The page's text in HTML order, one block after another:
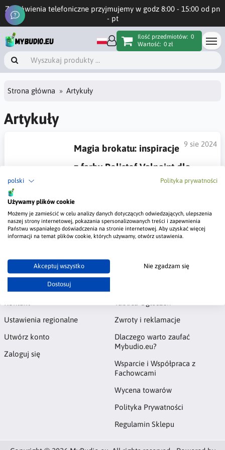
polski Polityka prywatności
Używamy plików cookie
Możemy je zamieścić w celu analizy danych dotyczących odwiedzających, ulepszenia
naszej strony internetowej, pokazania spersonalizowanych treści i zapewnienia
Państwu wspaniałego doświadczenia na stronie internetowej. Aby uzyskać więcej
informacji na temat plików cookie, których używamy, otwórz ustawienia.
Akceptuj wszystko Nie zgadzam się
Dostosuj
Zamówienia telefoniczne przyjmujemy w godz 8:00 - 15:00 od pn
- pt
Ilość przedmiotów: 0
Wartość: 0 zł
Strona główna Artykuły
Artykuły
9 sie 2024
Magia brokatu: inspiracje
z farby Polistof Valpaint dla
Chcesz wiedzieć jak wykorzystać farbę o efekcie brokatu
Polistof w swoim wnętrzu? Zachęcam do przeczytania
poniższego artykuł.
#brokat #Polistof #Valpaint
Konto
Ustawienia regionalne
Utwórz konto
Zaloguj się
Zwroty i reklamacje
Dlaczego warto zaufać
Mybudio.eu?
Wsparcie i Współpraca z
Fachowcami
Wycena towarów
Polityka Prywatności
Regulamin Sklepu